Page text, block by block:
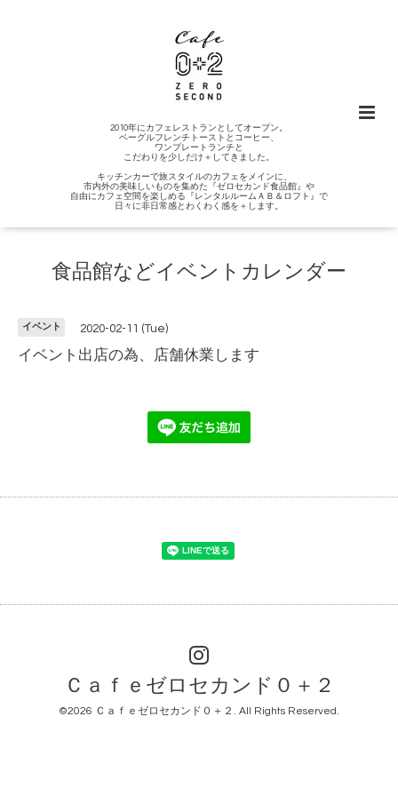
2010年にカフェレストランとしてオープン。
ベーグルフレンチトーストとコーヒー、
ワンプレートランチと
こだわりを少しだけ＋してきました。
キッチンカーで旅スタイルのカフェをメインに、
市内外の美味しいものを集めた『ゼロセカンド食品館』や
自由にカフェ空間を楽しめる『レンタルルームＡＢ＆ロフト』で
日々に非日常感とわくわく感を＋します。
食品館などイベントカレンダー
イベント 2020-02-11 (Tue)
イベント出店の為、店舗休業します
Ｃａｆｅゼロセカンド０＋２
©2026 Ｃａｆｅゼロセカンド０＋２ . All Rights Reserved.